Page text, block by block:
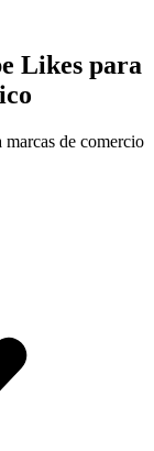
Likes para
de comercio